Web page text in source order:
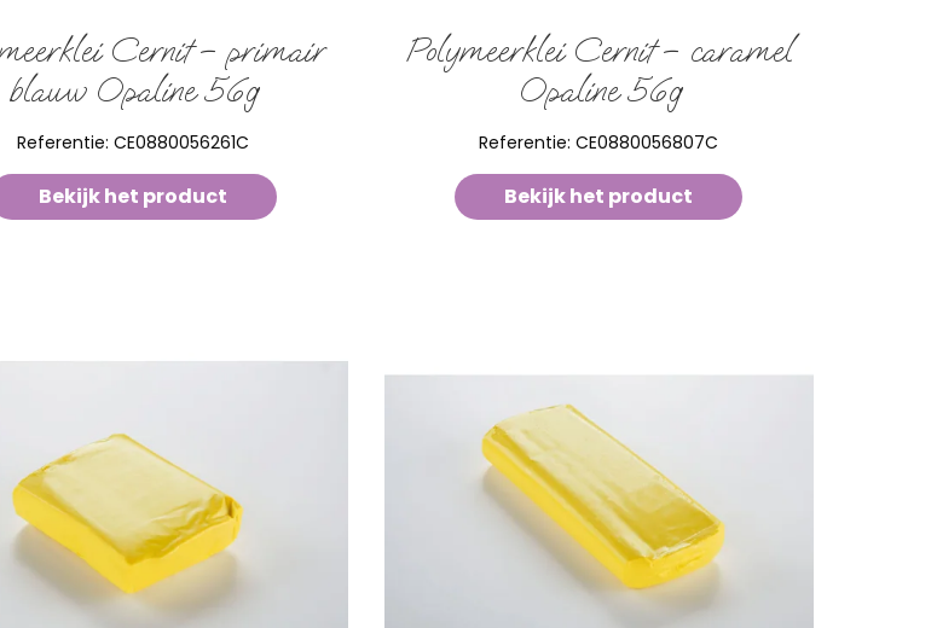
Cernit – primair
blauw Opaline 56g
Referentie:CE0880056261C
Bekijk het product
Polymeerklei Cernit – caramel
Opaline 56g
Referentie:CE0880056807C
Bekijk het product